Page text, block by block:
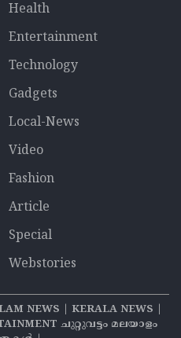
Health
Entertainment
Technology
Gadgets
Local-News
Video
Fashion
Article
Special
Webstories
NEWS | KERALA NEWS |
ചുറ്റുവട്ടം മലയാളം